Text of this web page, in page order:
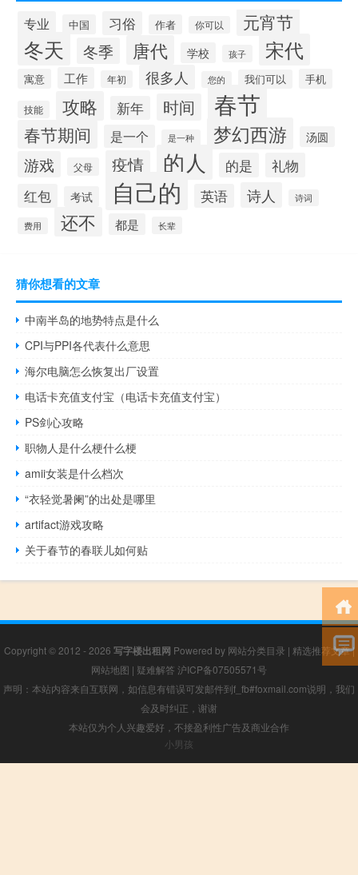
专业 中国 习俗 作者 你可以 元宵节
冬天 冬季 唐代 学校 孩子 宋代
寓意 工作 年初 很多人 您的 我们可以 手机
技能 攻略 新年 时间 春节
春节期间 是一个 是一种 梦幻西游 汤圆
游戏 父母 疫情 的人 的是 礼物
红包 考试 自己的 英语 诗人 诗词
费用 还不 都是 长辈
猜你想看的文章
中南半岛的地势特点是什么
CPI与PPI各代表什么意思
海尔电脑怎么恢复出厂设置
电话卡充值支付宝（电话卡充值支付宝）
PS剑心攻略
职物人是什么梗什么梗
amii女装是什么档次
“衣轻觉暑阑”的出处是哪里
artifact游戏攻略
关于春节的春联儿如何贴
Copyright © 2012 - 2026 写字楼出租网 Powered by 网站分类目录 | 精选推荐文章|
网站地图 | 疑难解答 沪ICP备07505571号
声明：本站内容来自互联网，如信息有错误可发邮件到f_fb#foxmail.com说明，我们
会及时纠正，谢谢
本站仅为个人兴趣爱好，不接盈利性广告及商业合作
小男孩